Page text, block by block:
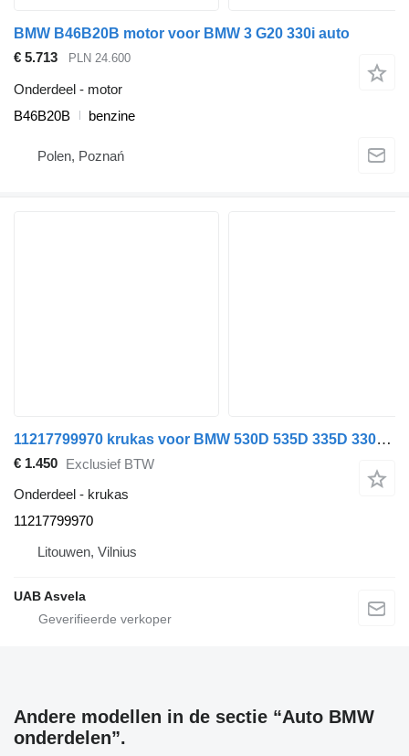
BMW B46B20B motor voor BMW 3 G20 330i auto
€ 5.713
PLN 24.600
Onderdeel - motor
B46B20B
benzine
Polen, Poznań
11217799970 krukas voor BMW 530D 535D 335D 330D auto
€ 1.450 Exclusief BTW
Onderdeel - krukas
11217799970
Litouwen, Vilnius
UAB Asvela
Andere modellen in de sectie “Auto BMW
onderdelen”.